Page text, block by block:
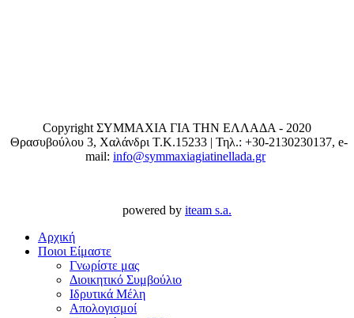
Copyright ΣΥΜΜΑΧΙΑ ΓΙΑ ΤΗΝ ΕΛΛΑΔΑ - 2020
Θρασυβούλου 3, Χαλάνδρι T.K.15233 | Τηλ.: +30-2130230137, e-
mail: info@symmaxiagiatinellada.gr
powered by iteam s.a.
Αρχική
Ποιοι Είμαστε
Γνωρίστε μας
Διοικητικό Συμβούλιο
Ιδρυτικά Μέλη
Απολογισμοί